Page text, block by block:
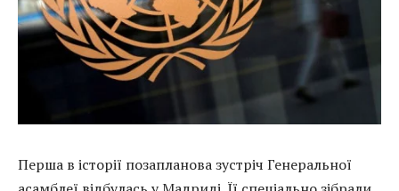
Перша в історії позапланова зустріч Генеральної